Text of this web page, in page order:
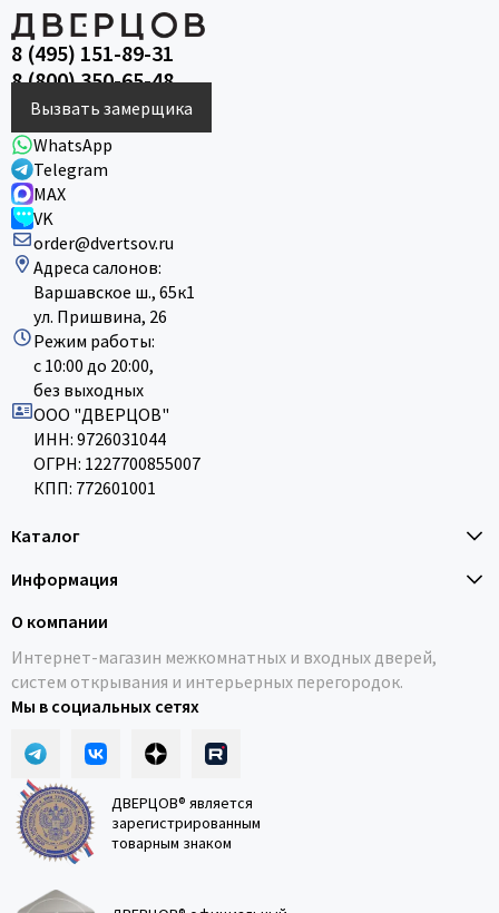
8 (495) 151-89-31
8 (800) 350-65-48
Вызвать замерщика
WhatsApp
Telegram
MAX
VK
order@dvertsov.ru
Адреса салонов:
Варшавское ш., 65к1
ул. Пришвина, 26
Режим работы:
с 10:00 до 20:00,
без выходных
ООО "ДВЕРЦОВ"
ИНН: 9726031044
ОГРН: 1227700855007
КПП: 772601001
Каталог
Информация
О компании
Интернет-магазин межкомнатных и входных дверей,
систем открывания и интерьерных перегородок.
Мы в социальных сетях
ДВЕРЦОВ® является
зарегистрированным
товарным знаком